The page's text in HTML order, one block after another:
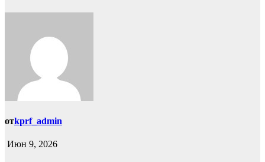
отkprf_admin
Июн 9, 2026